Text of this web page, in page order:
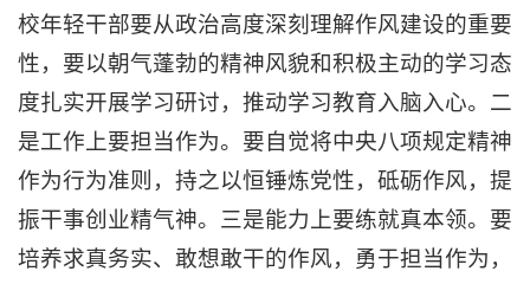
校年轻干部要从政治高度深刻理解作风建设的重要
性，要以朝气蓬勃的精神风貌和积极主动的学习态
度扎实开展学习研讨，推动学习教育入脑入心。二
是工作上要担当作为。要自觉将中央八项规定精神
作为行为准则，持之以恒锤炼党性，砥砺作风，提
振干事创业精气神。三是能力上要练就真本领。要
培养求真务实、敢想敢干的作风，勇于担当作为，